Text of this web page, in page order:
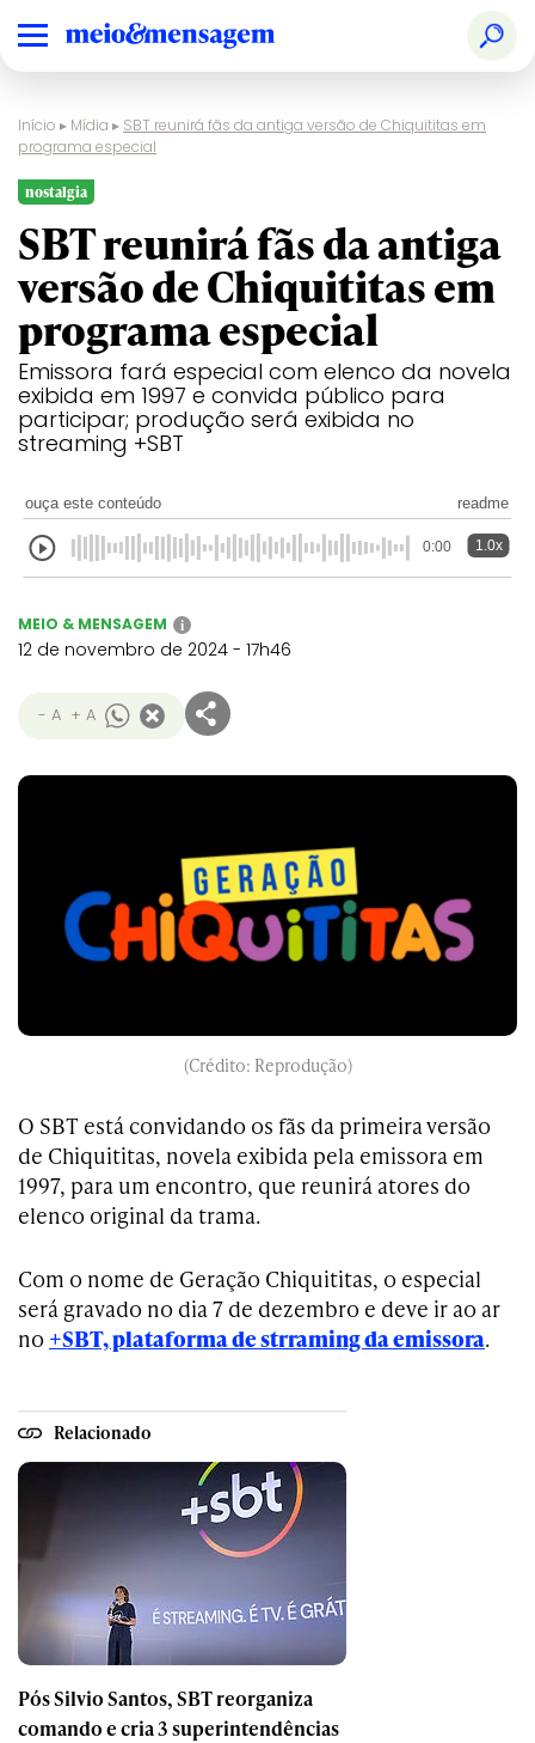
Início ▸ Mídia ▸ SBT reunirá fãs da antiga versão de Chiquititas em
programa especial
nostalgia
SBT reunirá fãs da antiga
versão de Chiquititas em
programa especial
Emissora fará especial com elenco da novela
exibida em 1997 e convida público para
participar; produção será exibida no
streaming +SBT
ouça este conteúdo readme
0:00 1.0x
MEIO & MENSAGEM i
12 de novembro de 2024 - 17h46
- A + A
(Crédito: Reprodução)
O SBT está convidando os fãs da primeira versão
de Chiquititas, novela exibida pela emissora em
1997, para um encontro, que reunirá atores do
elenco original da trama.
Com o nome de Geração Chiquititas, o especial
será gravado no dia 7 de dezembro e deve ir ao ar
no +SBT, plataforma de strraming da emissora.
Relacionado
Pós Silvio Santos, SBT reorganiza
comando e cria 3 superintendências